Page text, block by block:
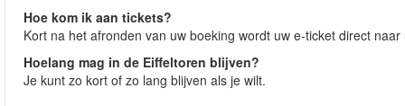
Hoe kom ik aan tickets?
Kort na het afronden van uw boeking wordt uw e-ticket direct
Hoelang mag in de Eiffeltoren blijven?
Je kunt zo kort of zo lang blijven als je wilt.